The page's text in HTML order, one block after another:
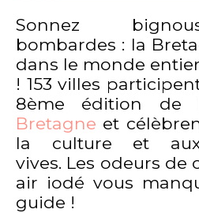
Sonnez
bombardes : la
dans le monde
! 153 villes
8ème édition de
Bretagne et
la culture et
vives. Les odeurs de
air iodé vous
guide !